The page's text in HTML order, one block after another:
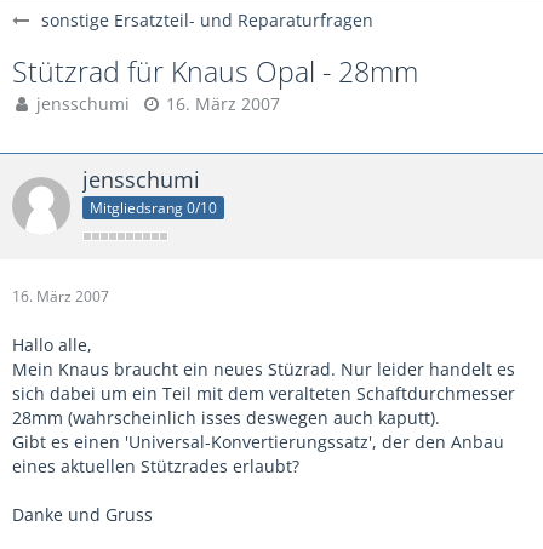
sonstige Ersatzteil- und Reparaturfragen
Stützrad für Knaus Opal - 28mm
jensschumi 16. März 2007
jensschumi
Mitgliedsrang 0/10
16. März 2007
Hallo alle,
Mein Knaus braucht ein neues Stüzrad. Nur leider handelt es
sich dabei um ein Teil mit dem veralteten Schaftdurchmesser
28mm (wahrscheinlich isses deswegen auch kaputt).
Gibt es einen 'Universal-Konvertierungssatz', der den Anbau
eines aktuellen Stützrades erlaubt?
Danke und Gruss